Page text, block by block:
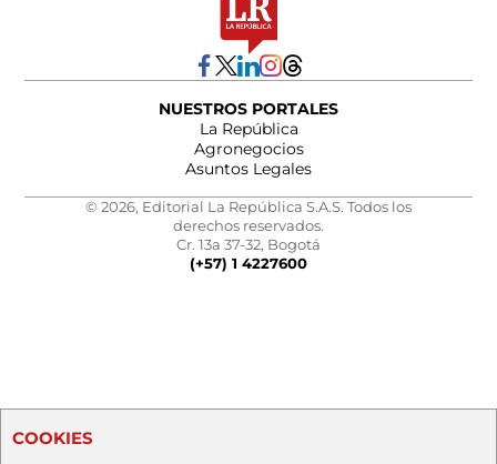
NUESTROS PORTALES
La República
Agronegocios
Asuntos Legales
© 2026, Editorial La República S.A.S. Todos los
derechos reservados.
Cr. 13a 37-32, Bogotá
(+57) 1 4227600
COOKIES